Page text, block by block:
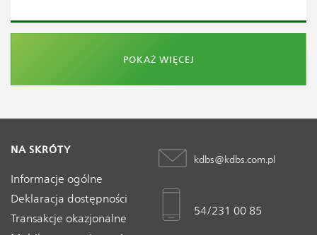
POKAŻ WIĘCEJ
NA SKRÓTY
Informacje ogólne
Deklaracja dostępności
Transakcje okazjonalne
kdbs@kdbs.com.pl
54/231 00 85